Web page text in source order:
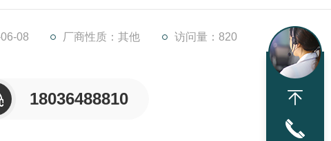
的使用寿命，降低生产成本。接下来，我们将深入
08 厂商性质：其他 访问量：820
18036488810